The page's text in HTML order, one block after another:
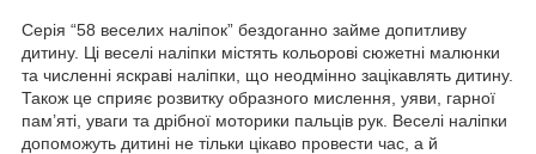
Серія “58 веселих наліпок” бездоганно займе допитливу
дитину. Ці веселі наліпки містять кольорові сюжетні малюнки
та численні яскраві наліпки, що неодмінно зацікавлять дитину.
Також це сприяє розвитку образного мислення, уяви, гарної
пам’яті, уваги та дрібної моторики пальців рук. Веселі наліпки
допоможуть дитині не тільки цікаво провести час, а й